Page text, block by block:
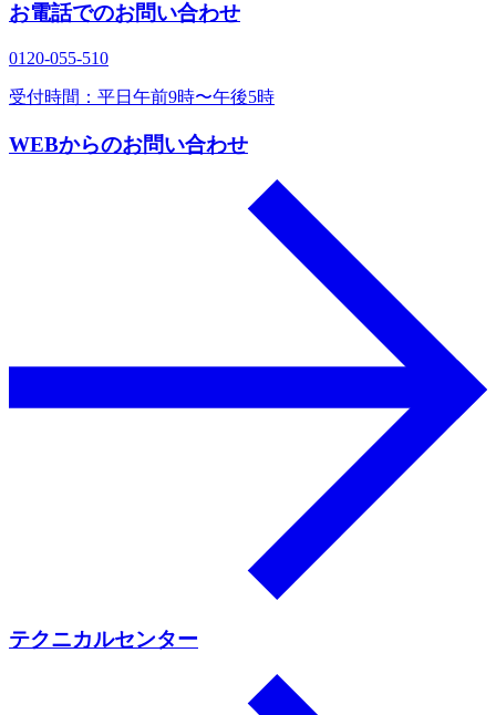
お電話でのお問い合わせ
0120‐055‐510
受付時間：平日午前9時〜午後5時
WEBからのお問い合わせ
テクニカルセンター